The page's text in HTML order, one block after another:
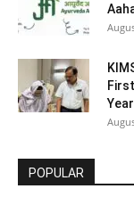
POPULAR